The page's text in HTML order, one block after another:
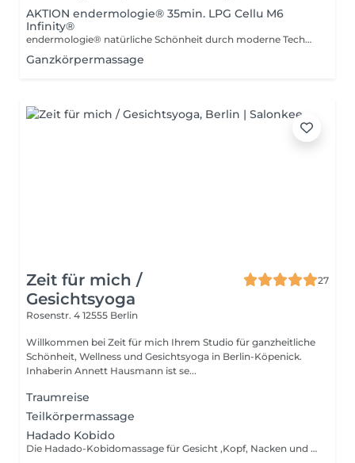
AKTION endermologie® 35min. LPG Cellu M6
Infinity®
endermologie® natürliche Schönheit durch moderne Technologie endermologie® ist eine innovative, nicht-invasive Behandlungsmethode zur Hautverjüngung, Straffung und Figurformung. Durch gezielte mechanische Stimulation wird die Haut von innen aktiviert: Die Produktion von Kollagen, Elastin und Hyaluronsäure wird angeregt, während gleichzeitig die Durchblutung und der Lymphfluss verbessert werden. Das Ergebnis: sichtbar glattere, straffere Haut und ein frischer, revitalisierter Teint ganz ohne Nadeln, Schmerzen oder Ausfallzeit. Ihre Vorteile auf einen Blick: Straffere Haut im Gesicht & am Körper Reduktion von Falten & Cellulite Aktivierung des Stoffwechsels Verbesserung der Hautstruktur Sofortiger Frische- und Glow-Effekt Ideal geeignet bei: müder, fahler Haut ersten Fältchen Elastizitätsverlust Cellulite & lokalen Fettdepots Wassereinlagerungen Bereits nach der ersten Behandlung wirkt die Haut glatter und vitaler. Für nachhaltige Ergebnisse empfehlen wir eine individuell abgestimmte Kur. 100 % natürlich. 0 % invasiv. Sichtbar effektiv.
Ganzkörpermassage
Zeit für mich /
Gesichtsyoga
27
Rosenstr. 4 12555 Berlin
Willkommen bei Zeit für mich Ihrem Studio für ganzheitliche
Schönheit, Wellness und Gesichtsyoga in Berlin-Köpenick.
Inhaberin Annett Hausmann ist se...
Traumreise
Teilkörpermassage
Hadado Kobido
Die Hadado-Kobidomassage für Gesicht ,Kopf, Nacken und Hals . Bei dieser hochintensiven japanischen Massagetechnik vereinen wir Akupressur, Lymphdrainage und schnelle Klopftechniken ,welche die Haut straffen die Kollagenproduktion anregen. Schwellungen werden gemildert und tiefe Verspannungen gelöst. Dein Gesicht sieht nach dieser Massage direkt entspannt ,leicht geliftet und rosig aus. Deshalb wird sie auch gern als Ersatz für Botoxbehandlungen genutzt. Diese Massage führt auch zu einer tiefen Entspannung ich massiere 1 Stunde .I m Anschluss erhältst du eine Gesichtsmaske.